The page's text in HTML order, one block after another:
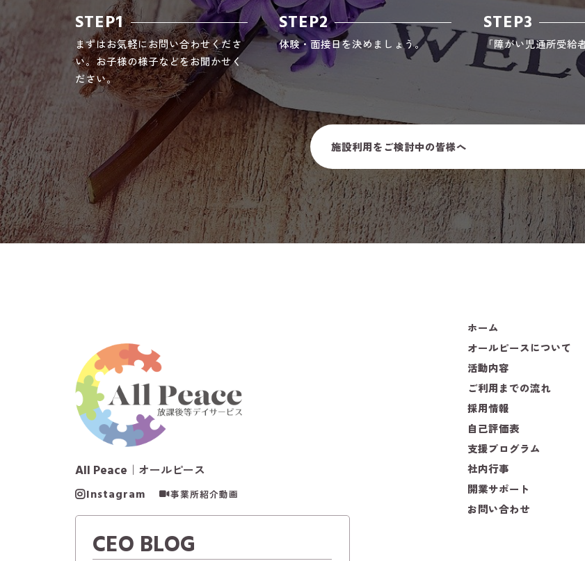
STEP1
まずはお気軽にお問い合わせくださ
い。お子様の様子などをお聞かせく
ださい。
STEP2
体験・面接日を決めましょう。
STEP3
「障がい児通所受給
施設利用をご検討中の皆様へ
All Peace ｜オールピース
Instagram 事業所紹介動画
CEO BLOG
ホーム
オールピースについて
活動内容
ご利用までの流れ
採用情報
自己評価表
支援プログラム
社内行事
開業サポート
お問い合わせ